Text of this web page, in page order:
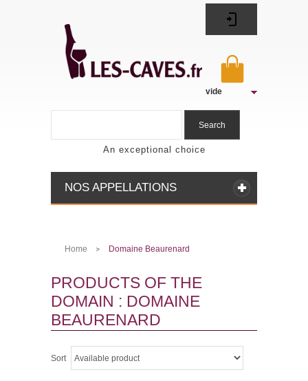
An exceptional choice
vide
NOS APPELLATIONS
Search
Home
Domaine Beaurenard
PRODUCTS OF THE
DOMAIN : DOMAINE
BEAURENARD
Sort